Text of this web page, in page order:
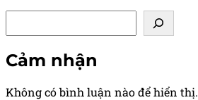
Cảm nhận
Không có bình luận nào để hiển thị.